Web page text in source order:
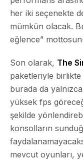
her iki seçenekte
mümkün olacak.
eğlence”
Son olarak, The
paketleriyle
burada da
yüksek fps
şekilde
konsolların
mevcut oyunları,